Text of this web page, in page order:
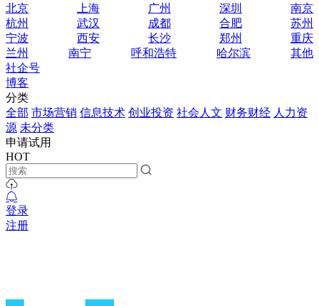
北京
上海 广州 深圳
南京
杭州
武汉 成都 合肥
苏州
宁波
西安 长沙 郑州
重庆
兰州
南宁 呼和浩特 哈尔滨
其他
社企号
博客
分类
全部 市场营销 信息技术 创业投资 社会人文 财务财经 人力资
源 未分类
申请试用
HOT
登录
注册